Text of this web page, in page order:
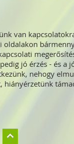
van
jó érzés - és a
nehogy
hiányérzetünk